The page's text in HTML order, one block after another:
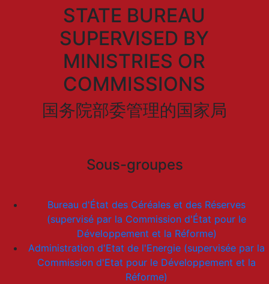
STATE BUREAU
SUPERVISED BY
MINISTRIES OR
COMMISSIONS
国务院部委管理的国家局
Sous-groupes
Bureau d'État des Céréales et des Réserves
(supervisé par la Commission d'État pour le
Développement et la Réforme)
Administration d'Etat de l'Energie (supervisée par la
Commission d'Etat pour le Développement et la
Réforme)